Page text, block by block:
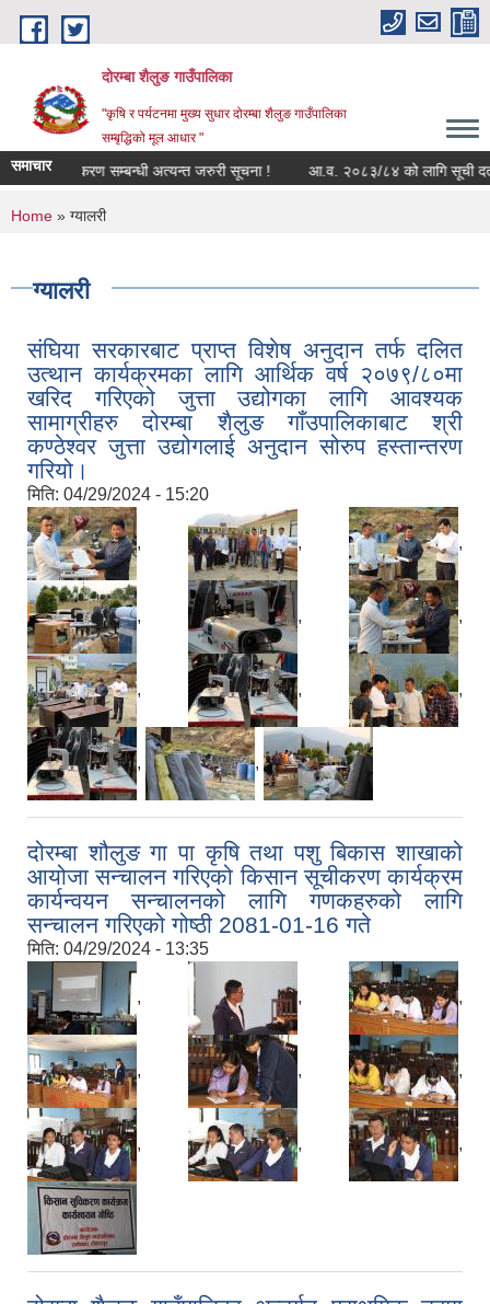
Skip to main content
दोरम्बा शैलुङ गाउँपालिका
"कृषि र पर्यटनमा मुख्य सुधार दोरम्बा शैलुङ गाउँपालिका
सम्बृद्धिको मूल आधार "
समाचारनवीकरण सम्बन्धी अत्यन्त जरुरी सूचना ! आ.व. २०८३/८४ को लागि सूची दर्ता तथा
You are here
Home » ग्यालरी
ग्यालरी
संघिया सरकारबाट प्राप्त विशेष अनुदान तर्फ दलित
उत्थान कार्यक्रमका लागि आर्थिक वर्ष २०७९/८०मा
खरिद गरिएको जुत्ता उद्योगका लागि आवश्यक
सामाग्रीहरु दोरम्बा शैलुङ गाँउपालिकाबाट श्री
कण्ठेश्वर जुत्ता उद्योगलाई अनुदान सोरुप हस्तान्तरण
गरियो।
मिति: 04/29/2024 - 15:20
, , ,
, , ,
, , ,
, ,
दोरम्बा शौलुङ गा पा कृषि तथा पशु बिकास शाखाको
आयोजा सन्चालन गरिएको किसान सूचीकरण कार्यक्रम
कार्यन्वयन सन्चालनको लागि गणकहरुको लागि
सन्चालन गरिएको गोष्ठी 2081-01-16 गते
मिति: 04/29/2024 - 13:35
, , ,
, , ,
, , ,